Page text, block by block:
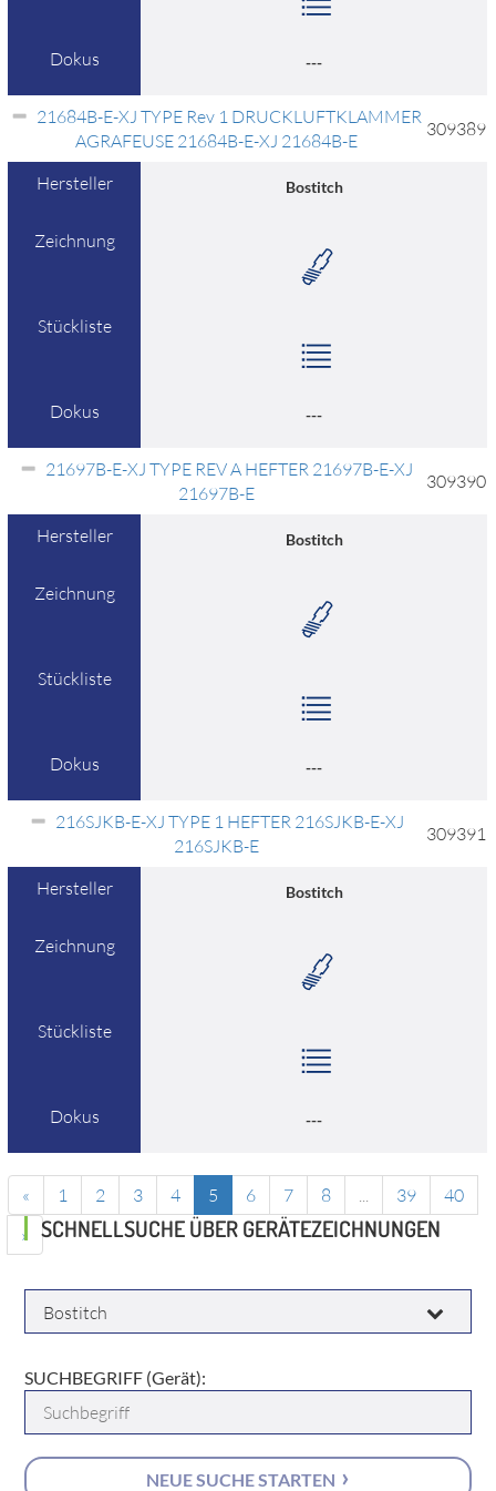
Dokus ---
21684B-E-XJ TYPE Rev 1 DRUCKLUFTKLAMMER
AGRAFEUSE 21684B-E-XJ 21684B-E
309389
Hersteller Bostitch
Zeichnung
Stückliste
Dokus ---
21697B-E-XJ TYPE REV A HEFTER 21697B-E-XJ
21697B-E
309390
Hersteller Bostitch
Zeichnung
Stückliste
Dokus ---
216SJKB-E-XJ TYPE 1 HEFTER 216SJKB-E-XJ
216SJKB-E
309391
Hersteller Bostitch
Zeichnung
Stückliste
Dokus ---
« 1 2 3 4 5 6 7 8 ... 39
40
»
SCHNELLSUCHE ÜBER GERÄTEZEICHNUNGEN
HERSTELLER:
SUCHBEGRIFF (Gerät):
NEUE SUCHE STARTEN